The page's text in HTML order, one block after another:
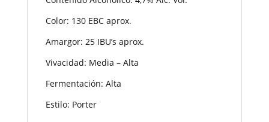
Color: 130 EBC aprox.
Amargor: 25 IBU’s aprox.
Vivacidad: Media – Alta
Fermentación: Alta
Estilo: Porter